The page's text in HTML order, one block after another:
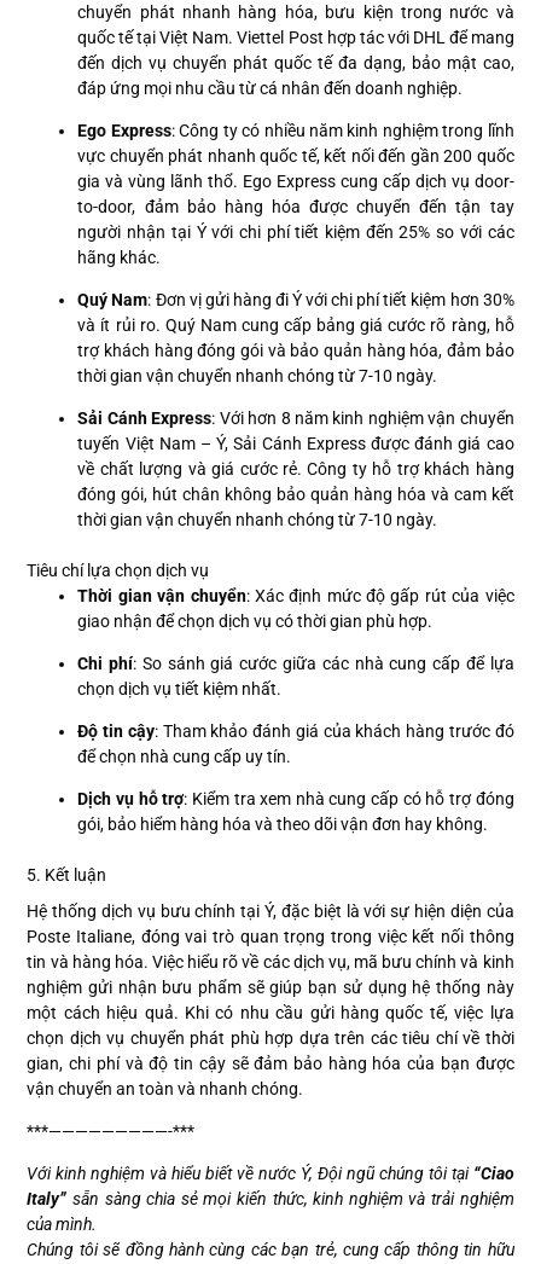
chuyển phát nhanh hàng hóa, bưu kiện trong nước và
quốc tế tại Việt Nam. Viettel Post hợp tác với DHL để mang
đến dịch vụ chuyển phát quốc tế đa dạng, bảo mật cao,
đáp ứng mọi nhu cầu từ cá nhân đến doanh nghiệp.
Ego Express: Công ty có nhiều năm kinh nghiệm trong lĩnh
vực chuyển phát nhanh quốc tế, kết nối đến gần 200 quốc
gia và vùng lãnh thổ. Ego Express cung cấp dịch vụ door-
to-door, đảm bảo hàng hóa được chuyển đến tận tay
người nhận tại Ý với chi phí tiết kiệm đến 25% so với các
hãng khác.
Quý Nam: Đơn vị gửi hàng đi Ý với chi phí tiết kiệm hơn 30%
và ít rủi ro. Quý Nam cung cấp bảng giá cước rõ ràng, hỗ
trợ khách hàng đóng gói và bảo quản hàng hóa, đảm bảo
thời gian vận chuyển nhanh chóng từ 7-10 ngày.
Sải Cánh Express: Với hơn 8 năm kinh nghiệm vận chuyển
tuyến Việt Nam – Ý, Sải Cánh Express được đánh giá cao
về chất lượng và giá cước rẻ. Công ty hỗ trợ khách hàng
đóng gói, hút chân không bảo quản hàng hóa và cam kết
thời gian vận chuyển nhanh chóng từ 7-10 ngày.
Tiêu chí lựa chọn dịch vụ
Thời gian vận chuyển: Xác định mức độ gấp rút của việc
giao nhận để chọn dịch vụ có thời gian phù hợp.
Chi phí: So sánh giá cước giữa các nhà cung cấp để lựa
chọn dịch vụ tiết kiệm nhất.
Độ tin cậy: Tham khảo đánh giá của khách hàng trước đó
để chọn nhà cung cấp uy tín.
Dịch vụ hỗ trợ: Kiểm tra xem nhà cung cấp có hỗ trợ đóng
gói, bảo hiểm hàng hóa và theo dõi vận đơn hay không.
5. Kết luận
Hệ thống dịch vụ bưu chính tại Ý, đặc biệt là với sự hiện diện của
Poste Italiane, đóng vai trò quan trọng trong việc kết nối thông
tin và hàng hóa. Việc hiểu rõ về các dịch vụ, mã bưu chính và kinh
nghiệm gửi nhận bưu phẩm sẽ giúp bạn sử dụng hệ thống này
một cách hiệu quả. Khi có nhu cầu gửi hàng quốc tế, việc lựa
chọn dịch vụ chuyển phát phù hợp dựa trên các tiêu chí về thời
gian, chi phí và độ tin cậy sẽ đảm bảo hàng hóa của bạn được
vận chuyển an toàn và nhanh chóng.
***—————————-***
Với kinh nghiệm và hiểu biết về nước Ý, Đội ngũ chúng tôi tại “Ciao
Italy” sẵn sàng chia sẻ mọi kiến thức, kinh nghiệm và trải nghiệm
của mình.
Chúng tôi sẽ đồng hành cùng các bạn trẻ, cung cấp thông tin hữu